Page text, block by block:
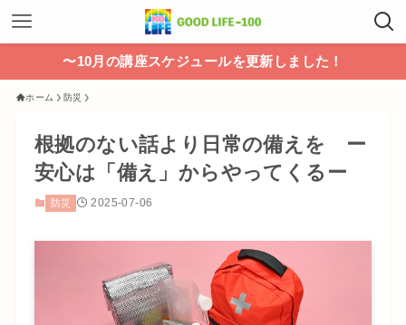
〜10月の講座スケジュールを更新しました！
ホーム 防災
根拠のない話より日常の備えを ー
安心は「備え」からやってくるー
防災 2025-07-06